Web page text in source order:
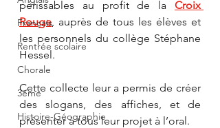
Français
Rentrée scolaire
Chorale
3ème
Histoire-Géographie
périssables au profit de la Croix
Rouge, auprès de tous les élèves et
les personnels du collège Stéphane
Hessel.
Cette collecte leur a permis de créer
des slogans, des affiches, et de
présenter à tous leur projet à l’oral.